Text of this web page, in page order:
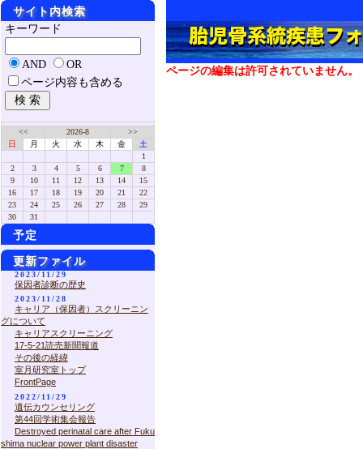
ページの編集は許可されていません。
サイト内検索
キーワード
AND
OR
ページ内容も含める
<< 2026-8
>>
日
月 火 水 木 金
土
1
2
3 4 5 6 7
8
9
10 11 12 13 14
15
16
17 18 19 20 21
22
23
24 25 26 27 28
29
30
31
予定
更新ファイル
2023/11/29
保因者診断の歴史
2023/11/28
キャリア（保因者）スクリーニン
グについて
キャリアスクリーニング
17-5-21読売新聞報道
その後の経緯
室月研究室トップ
FrontPage
2022/11/29
遺伝カウンセリング
第44回学術集会報告
Destroyed perinatal care after Fuku
shima nuclear power plant disaster